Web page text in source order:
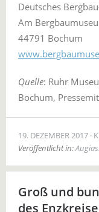
Deutsches
Am
44791 Bochum
Quelle: Ruhr
Bochum,
19. DEZEMBER 2017
Veröffentlicht in:
Groß und
des